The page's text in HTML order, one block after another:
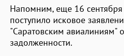
Напомним, еще 16 сентября
поступило исковое
"Саратовским авиалиниям"
задолженности.